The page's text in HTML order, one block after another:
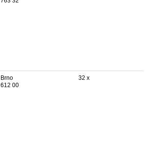
Brno
612 00
32 x